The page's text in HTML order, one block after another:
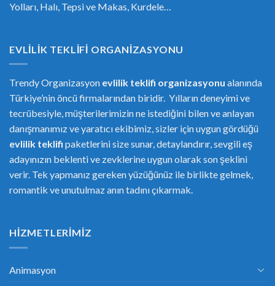
Yolları, Halı, Tepsi ve Makas, Kurdele…
EVLILIK TEKLIFI ORGANIZASYONU
Trendy Organizasyon evlilik teklifi organizasyonu alanında
Türkiye’nin öncü firmalarından biridir. Yılların deneyimi ve
tecrübesiyle, müşterilerimizin ne istediğini bilen ve anlayan
danışmanımız ve yaratıcı ekibimiz, sizler için uygun gördüğü
evlilik teklifi paketlerini size sunar, detaylandırır, sevgili eş
adayınızın beklenti ve zevklerine uygun olarak son şeklini
verir. Tek yapmanız gereken yüzüğünüz ile birlikte gelmek,
romantik ve unutulmaz anın tadını çıkarmak.
HIZMETLERIMIZ
Animasyon